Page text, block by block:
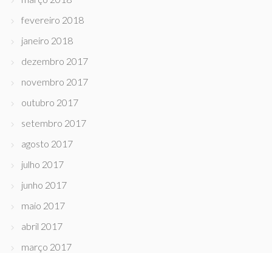
fevereiro 2018
janeiro 2018
dezembro 2017
novembro 2017
outubro 2017
setembro 2017
agosto 2017
julho 2017
junho 2017
maio 2017
abril 2017
março 2017